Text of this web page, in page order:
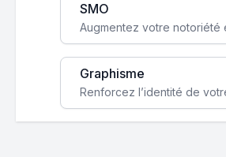
SMO
Graphisme